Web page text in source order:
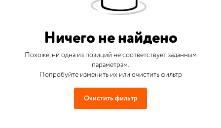
Ничего не найдено
Похоже, ни одна из позиций не соответствует заданным
параметрам.
Попробуйте изменить их или очистить фильтр
Очистить фильтр